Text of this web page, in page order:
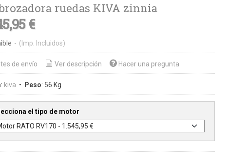
ruedas KIVA zinnia
€
- (Imp. Incluidos)
de envío Ver descripción Hacer una pregunta
: kiva • Peso: 56 Kg
el tipo de motor